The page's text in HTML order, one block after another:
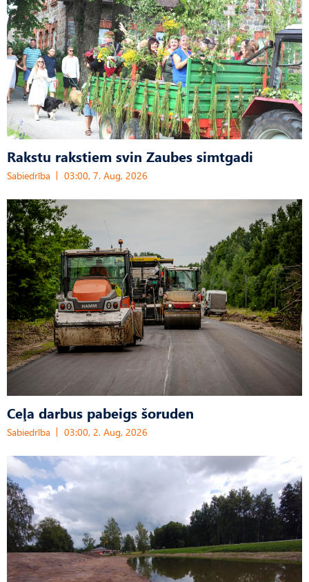
Rakstu rakstiem svin Zaubes simtgadi
Sabiedrība 03:00, 7. Aug, 2026
Ceļa darbus pabeigs šoruden
Sabiedrība 03:00, 2. Aug, 2026